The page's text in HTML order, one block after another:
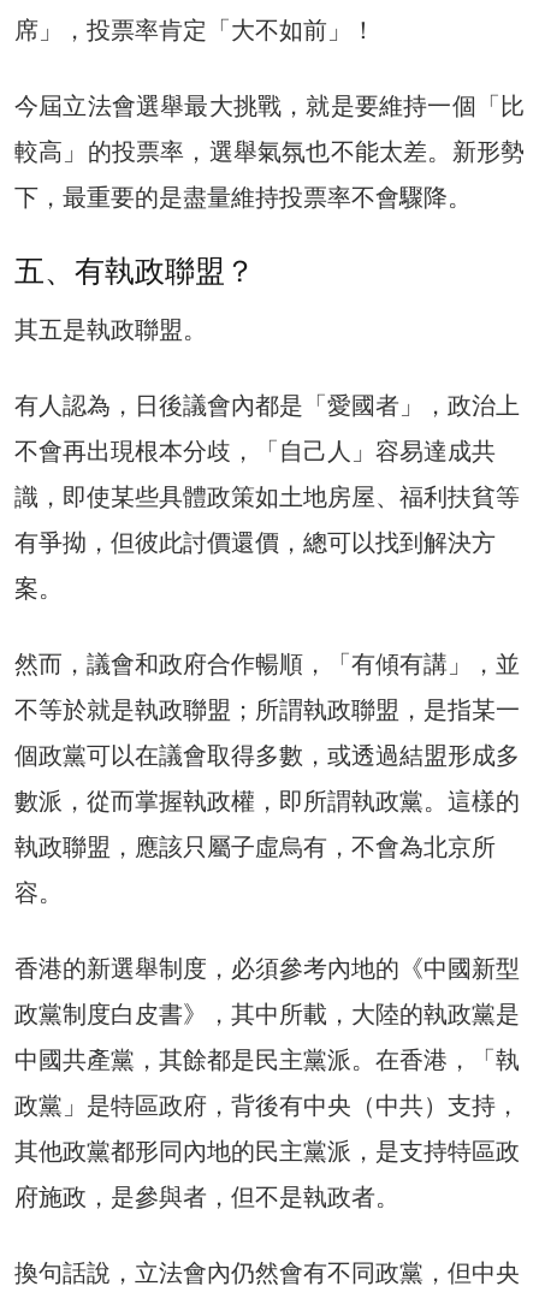
席」，投票率肯定「大不如前」！
今屆立法會選舉最大挑戰，就是要維持一個「比
較高」的投票率，選舉氣氛也不能太差。新形勢
下，最重要的是盡量維持投票率不會驟降。
五、有執政聯盟？
其五是執政聯盟。
有人認為，日後議會內都是「愛國者」，政治上
不會再出現根本分歧，「自己人」容易達成共
識，即使某些具體政策如土地房屋、福利扶貧等
有爭拗，但彼此討價還價，總可以找到解決方
案。
然而，議會和政府合作暢順，「有傾有講」，並
不等於就是執政聯盟；所謂執政聯盟，是指某一
個政黨可以在議會取得多數，或透過結盟形成多
數派，從而掌握執政權，即所謂執政黨。這樣的
執政聯盟，應該只屬子虛烏有，不會為北京所
容。
香港的新選舉制度，必須參考內地的《中國新型
政黨制度白皮書》，其中所載，大陸的執政黨是
中國共產黨，其餘都是民主黨派。在香港，「執
政黨」是特區政府，背後有中央（中共）支持，
其他政黨都形同內地的民主黨派，是支持特區政
府施政，是參與者，但不是執政者。
換句話說，立法會內仍然會有不同政黨，但中央